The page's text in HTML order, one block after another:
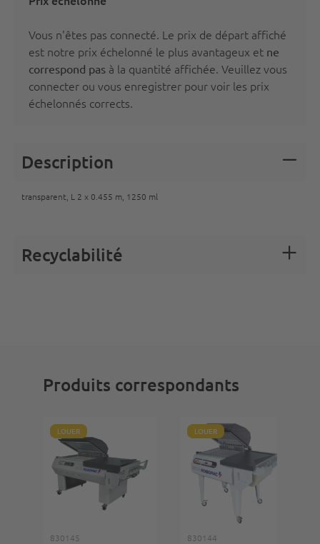
Vous n'êtes pas connecté. Le prix de départ affiché
est notre prix échelonné le plus avantageux et ne
correspond pas à la quantité affichée. Veuillez vous
connecter ou vous enregistrer pour voir les prix
échelonnés corrects.
Description
transparent, L 2 x 0.455 m, 1250 ml
Recyclabilité
Produits correspondants
LOUER
830145
LOUER
830144